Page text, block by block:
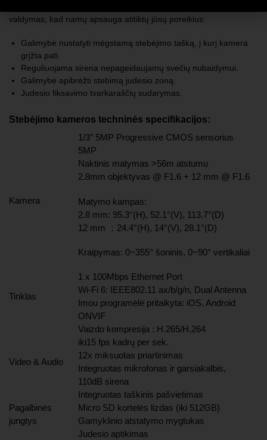
valdymas, kad namų apsauga atitiktų jūsų poreikius:
Galimybė nustatyti mėgstamą stebėjimo tašką, į kurį kamera
grįžta pati.
Reguliuojama sirena nepageidaujamų svečių nubaidymui.
Galimybė apibrėžti stebimą judesio zoną.
Judesio fiksavimo tvarkaraščių sudarymas.
Stebėjimo kameros techninės specifikacijos:
Kamera
1/3” 5MP Progressive CMOS sensorius
5MP
Naktinis matymas >56m atstumu
2.8mm objektyvas @ F1.6 + 12 mm @ F1.6
Matymo kampas:
2.8 mm: 95.3°(H), 52.1°(V), 113.7°(D)
12 mm ：24.4°(H), 14°(V), 28.1°(D)
Kraipymas: 0~355° šoninis, 0~90° vertikaliai
Tinklas
1 x 100Mbps Ethernet Port
Wi-Fi 6: IEEE802.11 ax/b/g/n, Dual Antenna
Imou programėlė pritaikyta: iOS, Android
ONVIF
Video & Audio
Vaizdo kompresija : H.265/H.264
iki15 fps kadrų per sek.
12x miksuotas priartinimas
Integruotas mikrofonas ir garsiakalbis,
110dB sirena
Integruotas taškinis pašvietimas
Pagalbinės
jungtys
Micro SD kortelės lizdas (iki 512GB)
Gamyklinio atstatymo mygtukas
Judesio aptikimas